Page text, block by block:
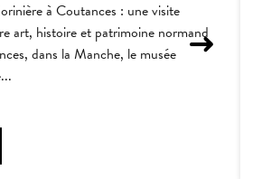
à Coutances : une visite
art, histoire et patrimoine normand
dans la Manche, le musée